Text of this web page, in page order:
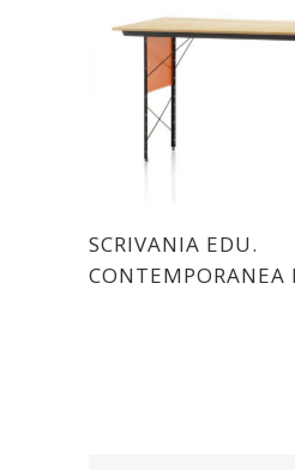
SCRIVANIA EDU.
CONTEMPORANEA